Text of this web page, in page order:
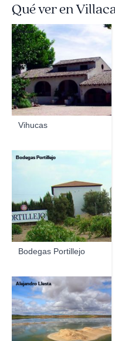
Qué ver en
Vihucas
Vihucas
Bodegas Portillejo
Bodegas Portillejo
Alejandro Llesta